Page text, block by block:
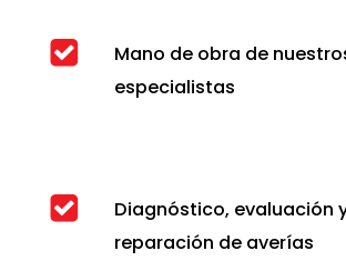
Mano de obra de
especialistas
Diagnóstico, evaluación
reparación de averías